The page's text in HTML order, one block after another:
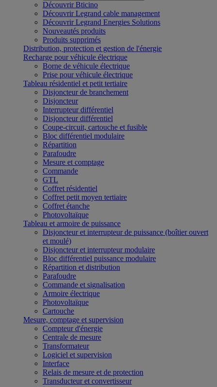
Découvrir Bticino
Découvrir Legrand cable management
Découvrir Legrand Energies Solutions
Nouveautés produits
Produits supprimés
Distribution, protection et gestion de l'énergie
Recharge pour véhicule électrique
Borne de véhicule électrique
Prise pour véhicule électrique
Tableau résidentiel et petit tertiaire
Disjoncteur de branchement
Disjoncteur
Interrupteur différentiel
Disjoncteur différentiel
Coupe-circuit, cartouche et fusible
Bloc différentiel modulaire
Répartition
Parafoudre
Mesure et comptage
Commande
GTL
Coffret résidentiel
Coffret petit moyen tertiaire
Coffret étanche
Photovoltaïque
Tableau et armoire de puissance
Disjoncteur et interrupteur de puissance (boîtier ouvert
et moulé)
Disjoncteur et interrupteur modulaire
Bloc différentiel puissance modulaire
Répartition et distribution
Parafoudre
Commande et signalisation
Armoire électrique
Photovoltaïque
Cartouche
Mesure, comptage et supervision
Compteur d'énergie
Centrale de mesure
Transformateur
Logiciel et supervision
Interface
Relais de mesure et de protection
Transducteur et convertisseur